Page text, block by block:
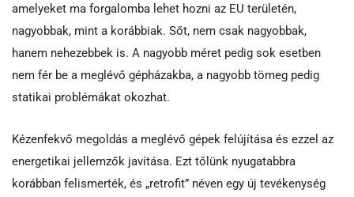
amelyeket ma forgalomba lehet hozni az EU területén,
nagyobbak, mint a korábbiak. Sőt, nem csak nagyobbak,
hanem nehezebbek is. A nagyobb méret pedig sok esetben
nem fér be a meglévő gépházakba, a nagyobb tömeg pedig
statikai problémákat okozhat.
Kézenfekvő megoldás a meglévő gépek felújítása és ezzel az
energetikai jellemzők javítása. Ezt tőlünk nyugatabbra
korábban felismerték, és „retrofit” néven egy új tevékenység